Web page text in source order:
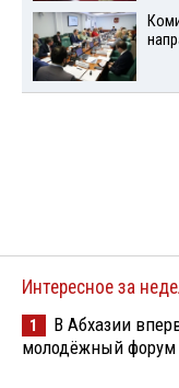
Интересное за
1
В Абхазии
молодёжный форум